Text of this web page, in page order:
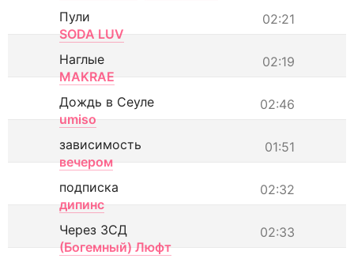
02:21
Пули
SODA LUV
02:19
Наглые
MAKRAE
02:46
Дождь в Сеуле
umiso
01:51
зависимость
вечером
02:32
подписка
дипинс
02:33
Через ЗСД
(Богемный) Люфт